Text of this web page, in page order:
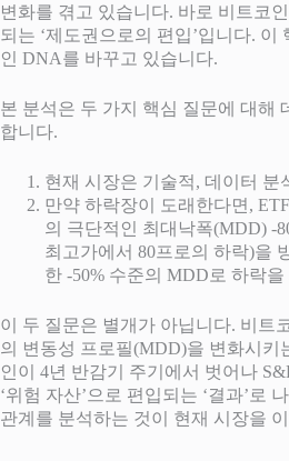
변화를 겪고 있습니다. 바로 비트코
되는 ‘제도권으로의 편입’입니다. 이
인 DNA를 바꾸고 있습니다.
본 분석은 두 가지 핵심 질문에 대해
합니다.
현재 시장은 기술적, 데이터 분
만약 하락장이 도래한다면,
의 극단적인 최대낙폭(MDD) -
최고가에서 80프로의 하락)을
한 -50% 수준의 MDD로 하락
이 두 질문은 별개가 아닙니다. 비트
의 변동성 프로필(MDD)을 변화시키
인이 4년 반감기 주기에서 벗어나
‘위험 자산’으로 편입되는 ‘결과’로
관계를 분석하는 것이 현재 시장을